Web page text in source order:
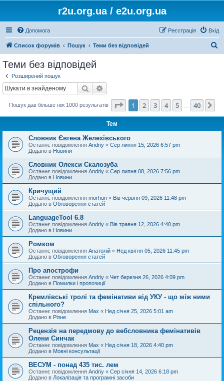
r2u.org.ua / e2u.org.ua
Допомога Вхід
Реєстрація
Список форумів Пошук Теми без відповідей
Теми без відповідей
Розширений пошук
Пошук
Пошук дав більше ніж 1000 результатів Сторінка 1 40
1 2 3 4 5 40
Тем
Словник Євгена Желехівського
Останнє повідомлення Andriy « Сер липня 15, 2026 6:57 pm
Додано в Новини
Словник Олекси Скалозуба
Останнє повідомлення Andriy « Сер липня 08, 2026 7:56 pm
Додано в Новини
Кричущий
Останнє повідомлення morhun « Вів червня 09, 2026 11:48 pm
Додано в Обговорення статей
LanguageTool 6.8
Останнє повідомлення Andriy « Вів травня 12, 2026 4:40 pm
Додано в Новини
Ромком
Останнє повідомлення Анатолій « Нед квітня 05, 2026 11:45 pm
Додано в Обговорення статей
Про апострофи
Останнє повідомлення Andriy « Чет березня 26, 2026 4:09 pm
Додано в Помилки і пропозиції
Кремлівські тролі та фемінативи від УКУ - що між ними
спільного?
Останнє повідомлення Max « Нед січня 25, 2026 5:01 am
Додано в Різне
Рецензія на передмову до вебсловника фемінативів
Олени Синчак
Останнє повідомлення Max « Нед січня 18, 2026 4:40 pm
Додано в Мовні консультації
ВЕСУМ - понад 435 тис. лем
Останнє повідомлення Andriy « Сер січня 14, 2026 6:18 pm
Додано в Локалізація та програмні засоби